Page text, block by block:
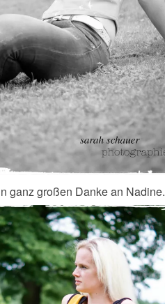
ganz großen Danke an Nadine.